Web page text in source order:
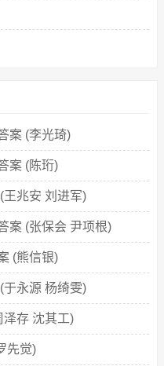
案 (李光琦)
案 (陈珩)
王兆安 刘进军)
案 (张保会 尹项根)
(熊信银)
于永源 杨绮雯)
泽存 沈其工)
先觉)